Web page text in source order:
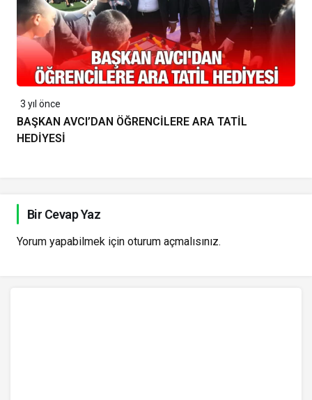
3 yıl önce
BAŞKAN AVCI’DAN ÖĞRENCİLERE ARA TATİL
HEDİYESİ
Bir Cevap Yaz
Yorum yapabilmek için oturum açmalısınız.